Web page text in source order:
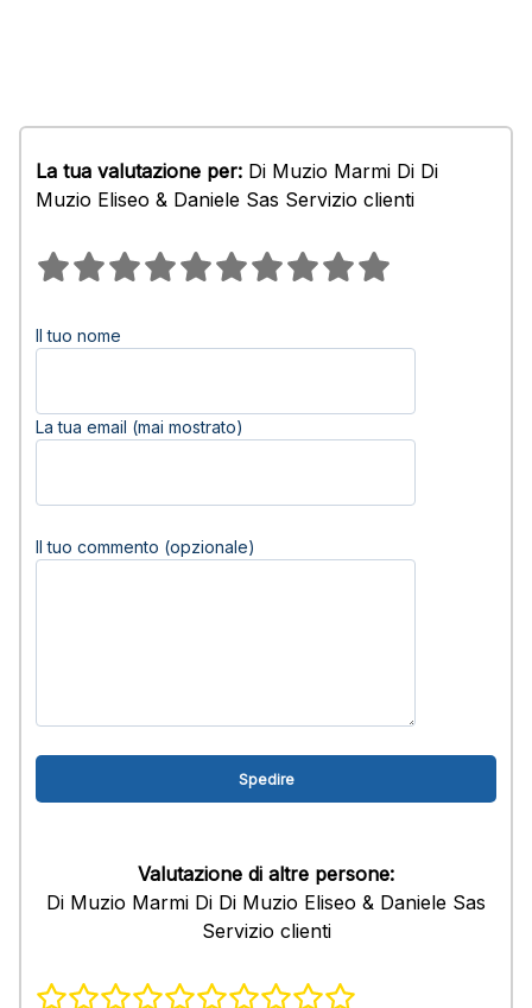
La tua valutazione per: Di Muzio Marmi Di Di
Muzio Eliseo & Daniele Sas Servizio clienti
Il tuo nome
La tua email (mai mostrato)
Il tuo commento (opzionale)
Valutazione di altre persone:
Di Muzio Marmi Di Di Muzio Eliseo & Daniele Sas
Servizio clienti